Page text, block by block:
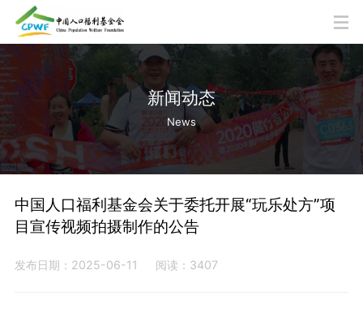
新闻动态
News
中国人口福利基金会关于委托开展“玩乐处方”项
目宣传视频拍摄制作的公告
发布日期：2025-06-11 阅读：3407